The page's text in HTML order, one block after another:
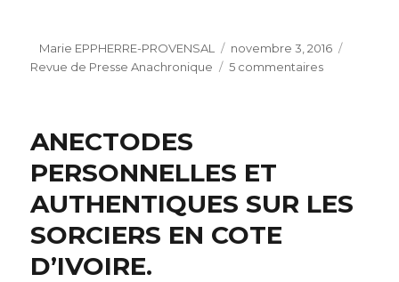
Auteur
Marie EPPHERRE-PROVENSAL
Publié
le
novembre 3, 2016
Revue de Presse Anachronique
5 commentairessur
ANECTODES
PERSONNELLES ET
AUTHENTIQUES SUR LES
SORCIERS EN COTE
D’IVOIRE.